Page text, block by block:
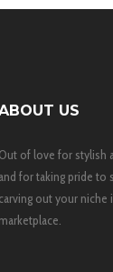
US
Out of love for stylish
and for taking pride
carving out your
marketplace.